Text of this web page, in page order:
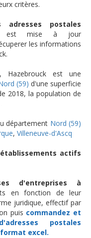
critères.
postales
mise à jour
les informations
, Hazebrouck est une
(59) d'une superficie
2018, la population de
département Nord (59)
, Villeneuve-d'Ascq
établissements actifs
d'entreprises à
en fonction de leur
juridique, effectif par
puis commandez et
postales
excel.